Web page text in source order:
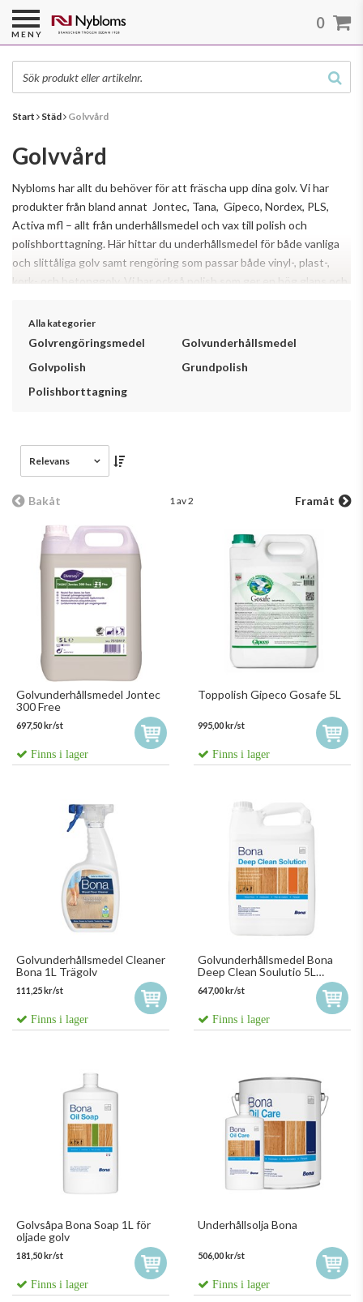
Start Städ Golvvård
Golvvård
Nybloms har allt du behöver för att fräscha upp dina golv. Vi har
produkter från bland annat Jontec, Tana, Gipeco, Nordex, PLS,
Activa mfl – allt från underhållsmedel och vax till polish och
polishborttagning. Här hittar du underhållsmedel för både vanliga
och slittåliga golv samt rengöring som passar både vinyl-, plast-,
kork- och betonggolv. Vi har också polish som ger en hög glans och
Alla kategorier
Golvrengöringsmedel
Golvpolish
Golvunderhållsmedel
Grundpolish
Polishborttagning
Relevans
Bakåt 1 av 2 Framåt
Golvunderhållsmedel Jontec
300 Free
697,50 kr/st
Finns i lager
Toppolish Gipeco Gosafe 5L
995,00 kr/st
Finns i lager
Golvunderhållsmedel Cleaner
Bona 1L Trägolv
111,25 kr/st
Finns i lager
Golvunderhållsmedel Bona
Deep Clean Soulutio 5L
Djuprengöring
647,00 kr/st
Finns i lager
Golvsåpa Bona Soap 1L för
oljade golv
181,50 kr/st
Finns i lager
Underhållsolja Bona
506,00 kr/st
Finns i lager
MENY
0